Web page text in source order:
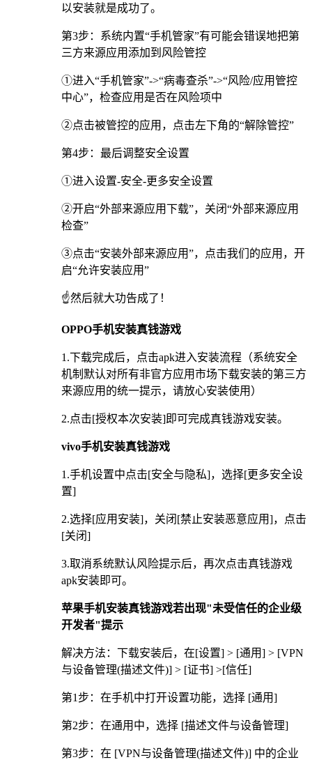
以安装就是成功了。
第3步：系统内置“手机管家”有可能会错误地把第
三方来源应用添加到风险管控
①进入“手机管家”->“病毒查杀”->“风险/应用管控
中心”，检查应用是否在风险项中
②点击被管控的应用，点击左下角的“解除管控”
第4步：最后调整安全设置
①进入设置-安全-更多安全设置
②开启“外部来源应用下载”，关闭“外部来源应用
检查”
③点击“安装外部来源应用”，点击我们的应用，开
启“允许安装应用”
☝️然后就大功告成了！
OPPO手机安装真钱游戏
1.下载完成后，点击apk进入安装流程（系统安全
机制默认对所有非官方应用市场下载安装的第三方
来源应用的统一提示，请放心安装使用）
2.点击[授权本次安装]即可完成真钱游戏安装。
vivo手机安装真钱游戏
1.手机设置中点击[安全与隐私]，选择[更多安全设
置]
2.选择[应用安装]，关闭[禁止安装恶意应用]，点击
[关闭]
3.取消系统默认风险提示后，再次点击真钱游戏
apk安装即可。
苹果手机安装真钱游戏若出现"未受信任的企业级
开发者"提示
解决方法：下载安装后，在[设置] > [通用] > [VPN
与设备管理(描述文件)] > [证书] >[信任]
第1步：在手机中打开设置功能，选择 [通用]
第2步：在通用中，选择 [描述文件与设备管理]
第3步：在 [VPN与设备管理(描述文件)] 中的企业